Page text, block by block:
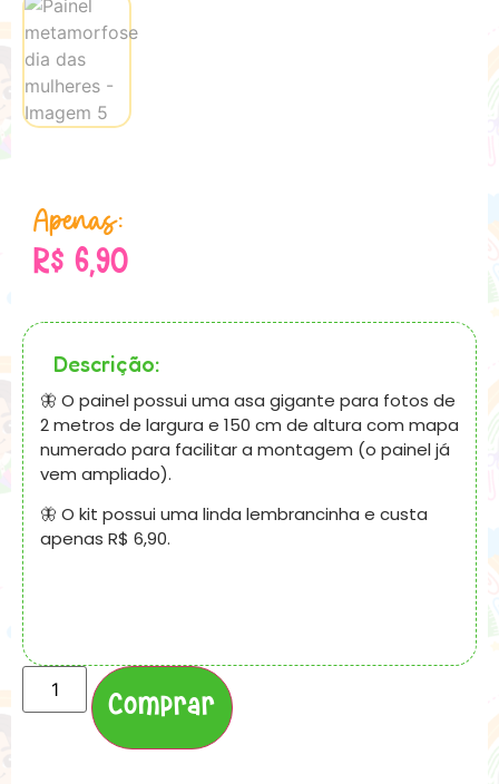
Apenas:
R$ 6,90
Descrição:
🦋 O painel possui uma asa gigante para fotos de
2 metros de largura e 150 cm de altura com mapa
numerado para facilitar a montagem (o painel já
vem ampliado).
🦋 O kit possui uma linda lembrancinha e custa
apenas R$ 6,90.
Comprar